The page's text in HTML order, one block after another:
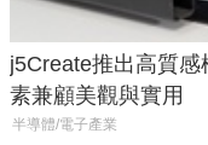
j5Create推出高質
素兼顧美觀與實用
半導體/電子產業